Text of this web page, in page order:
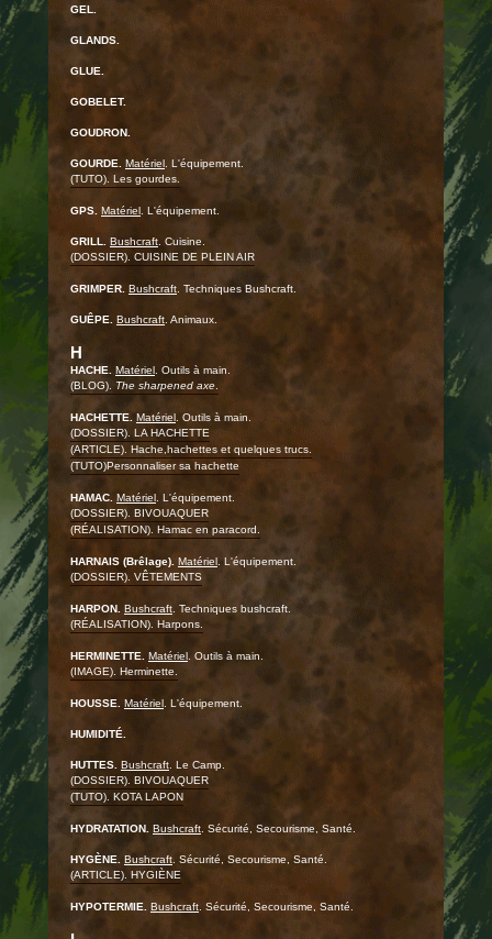
GEL.
GLANDS.
GLUE.
GOBELET.
GOUDRON.
GOURDE. Matériel . L'équipement.
(TUTO). Les gourdes.
GPS. Matériel . L'équipement.
GRILL. Bushcraft . Cuisine.
(DOSSIER). CUISINE DE PLEIN AIR
GRIMPER. Bushcraft . Techniques Bushcraft.
GUÊPE. Bushcraft . Animaux.
H
HACHE. Matériel . Outils à main.
(BLOG). The sharpened axe
HACHETTE. Matériel . Outils à main.
(DOSSIER). LA HACHETTE
(ARTICLE). Hache,hachettes et quelques trucs.
(TUTO)Personnaliser sa hachette
HAMAC. Matériel . L'équipement.
(DOSSIER). BIVOUAQUER
(RÉALISATION). Hamac en paracord.
HARNAIS (Brêlage). Matériel. L'équipement.
(DOSSIER). VÊTEMENTS
HARPON. Bushcraft . Techniques bushcraft.
(RÉALISATION). Harpons.
HERMINETTE. Matériel . Outils à main.
(IMAGE). Herminette.
HOUSSE. Matériel . L'équipement.
HUMIDITÉ.
HUTTES. Bushcraft . Le Camp.
(DOSSIER). BIVOUAQUER
(TUTO). KOTA LAPON
HYDRATATION. Bushcraft . Sécurité, Secourisme, Santé.
HYGÈNE. Bushcraft . Sécurité, Secourisme, Santé.
(ARTICLE). HYGIÈNE
HYPOTERMIE. Bushcraft . Sécurité, Secourisme, Santé.